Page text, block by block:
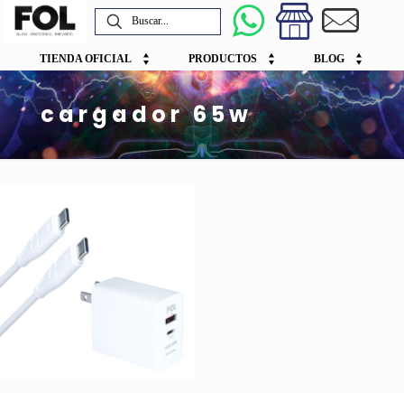
TIENDA OFICIAL PRODUCTOS BLOG
cargador 65w